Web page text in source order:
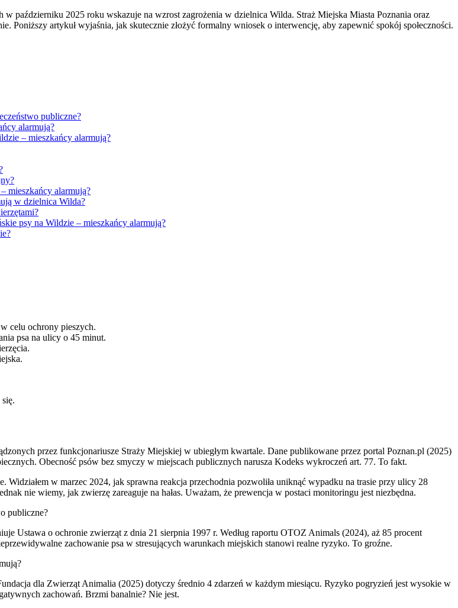
październiku 2025 roku wskazuje na wzrost zagrożenia w dzielnica Wilda. Straż Miejska Miasta Poznania oraz
Poniższy artykuł wyjaśnia, jak skutecznie złożyć formalny wniosek o interwencję, aby zapewnić spokój społeczności.
publiczne?
alarmują?
– mieszkańcy alarmują?
mieszkańcy alarmują?
w dzielnica Wilda?
psy na Wildzie – mieszkańcy alarmują?
celu ochrony pieszych.
psa na ulicy o 45 minut.
przez funkcjonariusze Straży Miejskiej w ubiegłym kwartale. Dane publikowane przez portal Poznan.pl (2025)
Obecność psów bez smyczy w miejscach publicznych narusza Kodeks wykroczeń art. 77. To fakt.
w marzec 2024, jak sprawna reakcja przechodnia pozwoliła uniknąć wypadku na trasie przy ulicy 28
nie wiemy, jak zwierzę zareaguje na hałas. Uważam, że prewencja w postaci monitoringu jest niezbędna.
publiczne?
Ustawa o ochronie zwierząt z dnia 21 sierpnia 1997 r. Według raportu OTOZ Animals (2024), aż 85 procent
zachowanie psa w stresujących warunkach miejskich stanowi realne ryzyko. To groźne.
dla Zwierząt Animalia (2025) dotyczy średnio 4 zdarzeń w każdym miesiącu. Ryzyko pogryzień jest wysokie w
zachowań. Brzmi banalnie? Nie jest.